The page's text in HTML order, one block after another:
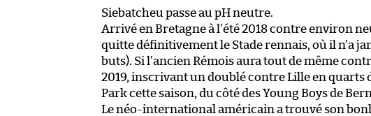
Siebatcheu passe au pH neutre.
Arrivé en Bretagne à l’été 2018 contre environ
quitte définitivement le Stade rennais, où il n’a
buts). Si l’ancien Rémois aura tout de même
2019, inscrivant un doublé contre Lille en quarts
Park cette saison, du côté des Young Boys de
Le néo-international américain a trouvé son